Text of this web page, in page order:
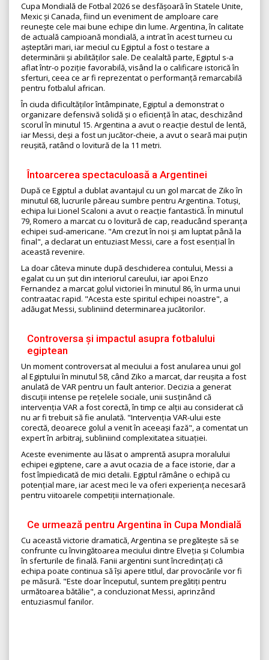
Cupa Mondială de Fotbal 2026 se desfășoară în Statele Unite,
Mexic și Canada, fiind un eveniment de amploare care
reunește cele mai bune echipe din lume. Argentina, în calitate
de actuală campioană mondială, a intrat în acest turneu cu
așteptări mari, iar meciul cu Egiptul a fost o testare a
determinării și abilităților sale. De cealaltă parte, Egiptul s-a
aflat într-o poziție favorabilă, visând la o calificare istorică în
sferturi, ceea ce ar fi reprezentat o performanță remarcabilă
pentru fotbalul african.
În ciuda dificultăților întâmpinate, Egiptul a demonstrat o
organizare defensivă solidă și o eficiență în atac, deschizând
scorul în minutul 15. Argentina a avut o reacție destul de lentă,
iar Messi, deși a fost un jucător-cheie, a avut o seară mai puțin
reușită, ratând o lovitură de la 11 metri.
Întoarcerea spectaculoasă a Argentinei
După ce Egiptul a dublat avantajul cu un gol marcat de Ziko în
minutul 68, lucrurile păreau sumbre pentru Argentina. Totuși,
echipa lui Lionel Scaloni a avut o reacție fantastică. În minutul
79, Romero a marcat cu o lovitură de cap, readucând speranța
echipei sud-americane. "Am crezut în noi și am luptat până la
final", a declarat un entuziast Messi, care a fost esențial în
această revenire.
La doar câteva minute după deschiderea contului, Messi a
egalat cu un șut din interiorul careului, iar apoi Enzo
Fernandez a marcat golul victoriei în minutul 86, în urma unui
contraatac rapid. "Acesta este spiritul echipei noastre", a
adăugat Messi, subliniind determinarea jucătorilor.
Controversa și impactul asupra fotbalului
egiptean
Un moment controversat al meciului a fost anularea unui gol
al Egiptului în minutul 58, când Ziko a marcat, dar reușita a fost
anulată de VAR pentru un fault anterior. Decizia a generat
discuții intense pe rețelele sociale, unii susținând că
intervenția VAR a fost corectă, în timp ce alții au considerat că
nu ar fi trebuit să fie anulată. "Intervenția VAR-ului este
corectă, deoarece golul a venit în aceeași fază", a comentat un
expert în arbitraj, subliniind complexitatea situației.
Aceste evenimente au lăsat o amprentă asupra moralului
echipei egiptene, care a avut ocazia de a face istorie, dar a
fost împiedicată de mici detalii. Egiptul rămâne o echipă cu
potențial mare, iar acest meci le va oferi experiența necesară
pentru viitoarele competiții internaționale.
Ce urmează pentru Argentina în Cupa Mondială
Cu această victorie dramatică, Argentina se pregătește să se
confrunte cu învingătoarea meciului dintre Elveția și Columbia
în sferturile de finală. Fanii argentini sunt încredințați că
echipa poate continua să își apere titlul, dar provocările vor fi
pe măsură. "Este doar începutul, suntem pregătiți pentru
următoarea bătălie", a concluzionat Messi, aprinzând
entuziasmul fanilor.